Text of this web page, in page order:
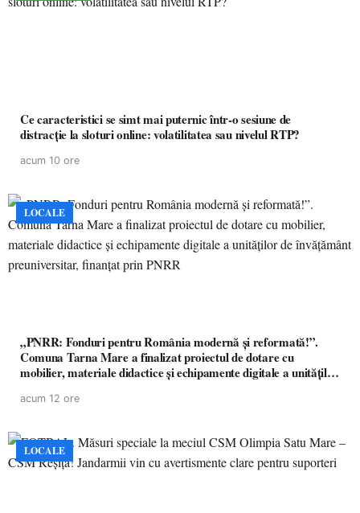
Ce caracteristici se simt mai puternic într-o sesiune de
distracție la sloturi online: volatilitatea sau nivelul RTP?
acum 10 ore
LOCALE
„PNRR: Fonduri pentru România modernă și reformată!”.
Comuna Tarna Mare a finalizat proiectul de dotare cu
mobilier, materiale didactice și echipamente digitale a unităților
acum 12 ore
LOCALE